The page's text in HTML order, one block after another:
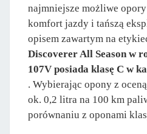
najmniejsze możliwe
komfort jazdy i tańszą
opisem zawartym na
Discoverer All Season w
107V posiada klasę C w
. Wybierając opony z
ok. 0,2 litra na 100 km
porównaniu z oponami